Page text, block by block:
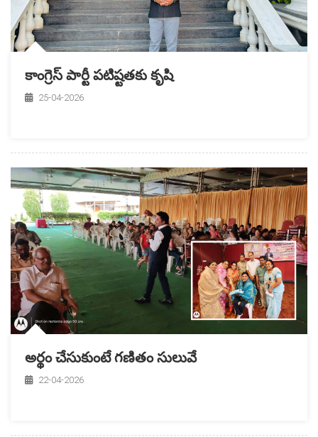
కాంగ్రెస్ పార్టీ పటిష్టతకు కృషి
25-04-2026
అర్థం చేసుకుంటే గణితం సులువే
22-04-2026